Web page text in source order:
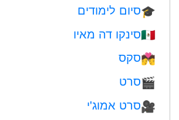
🎓סיום לימודים
🇲🇽סינקו דה מאיו
💏סקס
🎬סרט
🎥סרט אמוג'י